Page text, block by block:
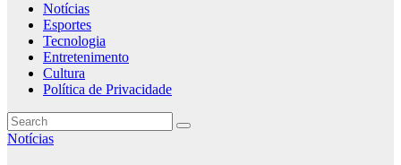
Notícias
Esportes
Tecnologia
Entretenimento
Cultura
Política de Privacidade
Notícias